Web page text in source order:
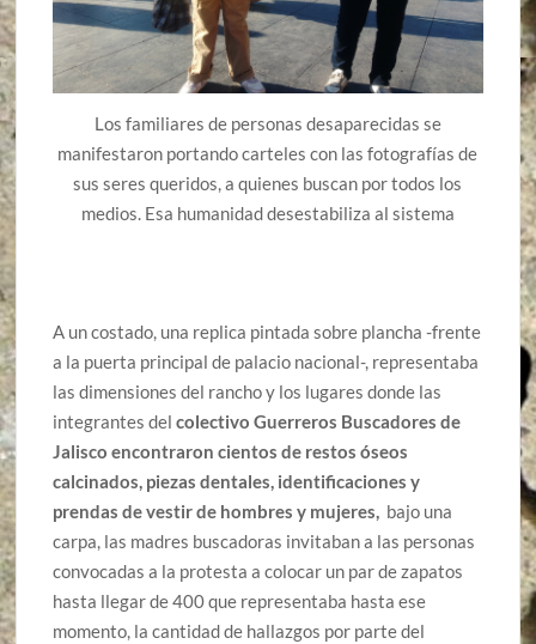
Los familiares de personas desaparecidas se
manifestaron portando carteles con las fotografías de
sus seres queridos, a quienes buscan por todos los
medios. Esa humanidad desestabiliza al sistema
A un costado, una replica pintada sobre plancha -frente
a la puerta principal de palacio nacional-, representaba
las dimensiones del rancho y los lugares donde las
integrantes delcolectivo Guerreros Buscadores de
Jalisco encontraron cientos de restos óseos
calcinados, piezas dentales, identificaciones y
prendas de vestir de hombres y mujeres, bajo una
carpa, las madres buscadoras invitaban a las personas
convocadas a la protesta a colocar un par de zapatos
hasta llegar de 400 que representaba hasta ese
momento, la cantidad de hallazgos por parte del